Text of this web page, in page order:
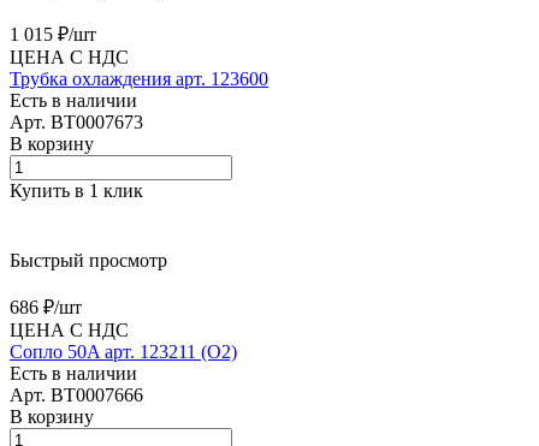
1 015 ₽/шт
ЦЕНА С НДС
Трубка охлаждения арт. 123600
Есть в наличии
Арт. BT0007673
В корзину
Купить в 1 клик
Быстрый просмотр
686 ₽/шт
ЦЕНА С НДС
Сопло 50A арт. 123211 (O2)
Есть в наличии
Арт. BT0007666
В корзину